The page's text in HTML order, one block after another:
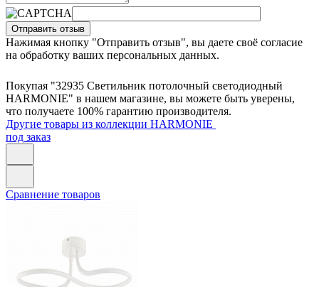
Отправить отзыв
Нажимая кнопку "Отправить отзыв", вы даете своё согласие
на обработку ваших персональных данных.
Покупая "32935 Светильник потолочный светодиодный
HARMONIE" в нашем магазине, вы можете быть уверены,
что получаете 100% гарантию производителя.
Другие товары из коллекции HARMONIE
под заказ
Сравнение товаров